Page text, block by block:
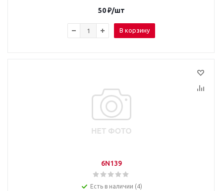
50₽/шт
В корзину
6N139
Есть в наличии (4)